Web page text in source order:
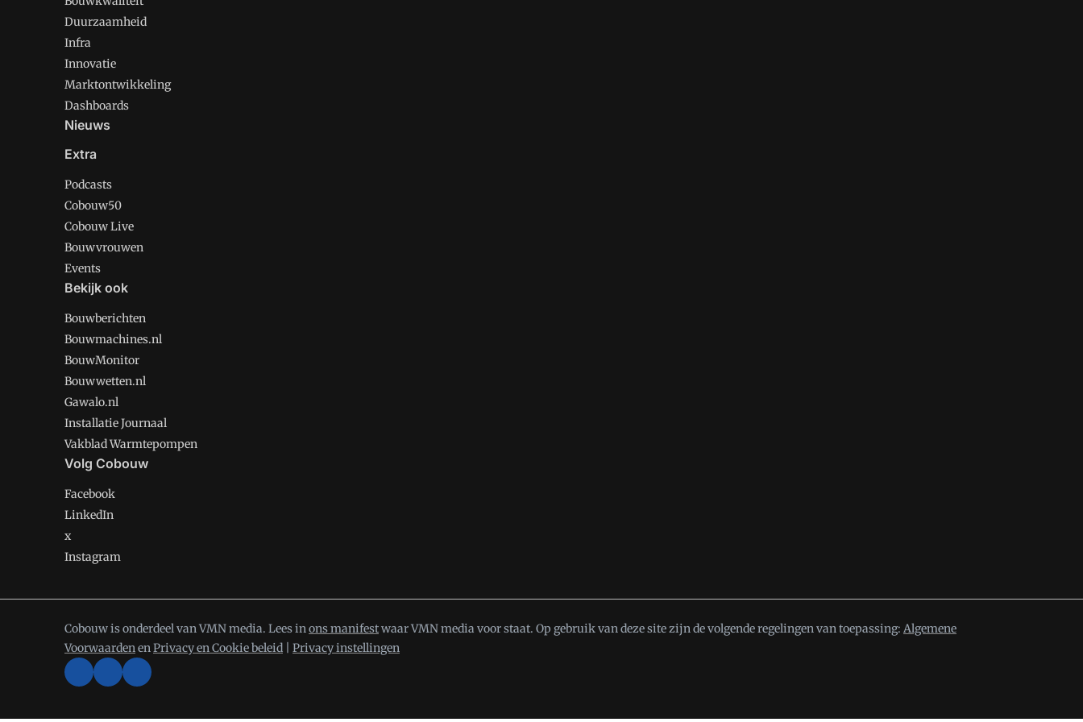
Duurzaamheid
Infra
Innovatie
Marktontwikkeling
Dashboards
Nieuws
Extra
Podcasts
Cobouw50
Cobouw Live
Bouwvrouwen
Events
Bekijk ook
Bouwberichten
Bouwmachines.nl
BouwMonitor
Bouwwetten.nl
Gawalo.nl
Installatie Journaal
Vakblad Warmtepompen
Volg Cobouw
Facebook
LinkedIn
x
Instagram
Cobouw is onderdeel van VMN media. Lees inons manifestwaar VMN media voor staat. Op gebruik van deze site zijn de volgende regelingen van toepassing: Algemene
VoorwaardenenPrivacy en Cookie beleid Privacy instellingen